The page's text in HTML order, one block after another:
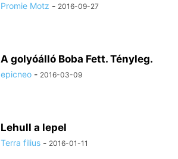
Promie Motz - 2016-09-27
A golyóálló Boba Fett. Tényleg.
epicneo - 2016-03-09
Lehull a lepel
Terra filius - 2016-01-11